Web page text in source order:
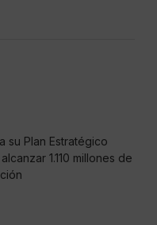
su Plan Estratégico
1.110 millones de